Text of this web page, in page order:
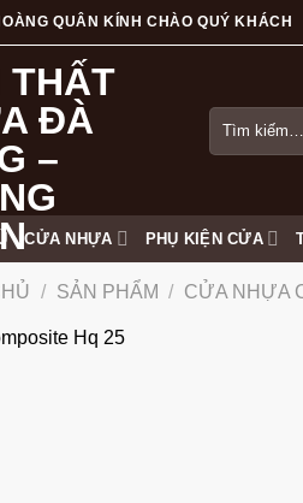
QUÂN KÍNH CHÀO QUÝ KHÁCH
Tìm
kiếm:
CỬA NHỰA PHỤ KIỆN CỬA
/ SẢN PHẨM / CỬA NHỰA